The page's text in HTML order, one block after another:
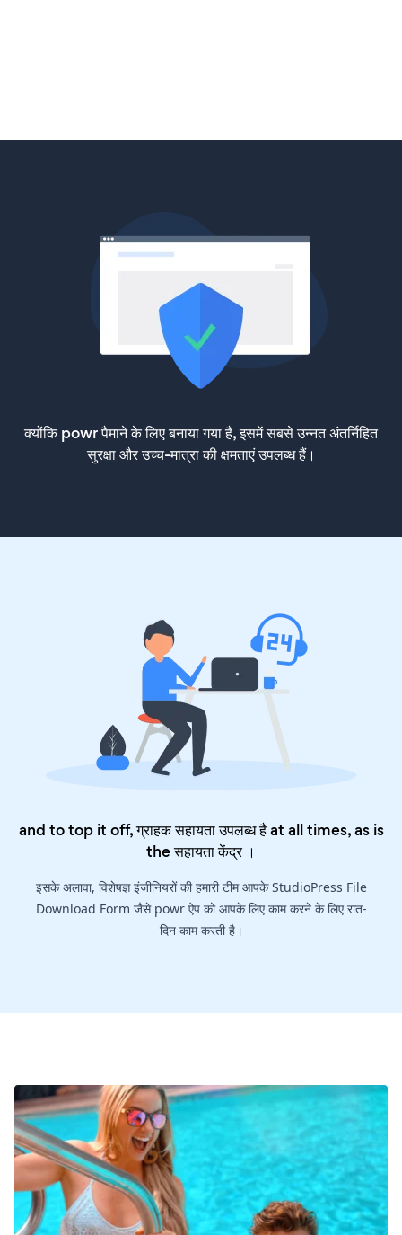
क्योंकि powr पैमाने के लिए बनाया गया है, इसमें सबसे उन्नत अंतर्निहित
सुरक्षा और उच्च-मात्रा की क्षमताएं उपलब्ध हैं।
and to top it off, ग्राहक सहायता उपलब्ध है at all times, as is
theसहायता केंद्र।
इसके अलावा, विशेषज्ञ इंजीनियरों की हमारी टीम आपके StudioPress File
Download Form जैसे powr ऐप को आपके लिए काम करने के लिए रात-
दिन काम करती है।